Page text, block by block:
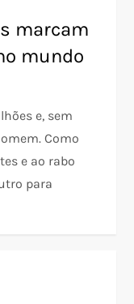
marcam
mundo
e, sem
Como
e ao rabo
para